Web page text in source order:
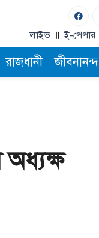
লাইভ ই-পেপার
রাজধানী জীবনানন্দ